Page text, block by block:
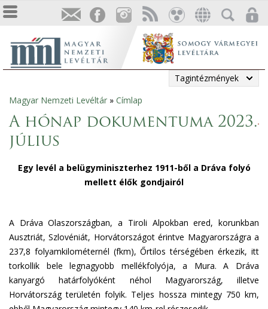
Tagintézmények
Jelenlegi
hely
Magyar Nemzeti Levéltár » Címlap
A hónap dokumentuma 2023.
július
Egy levél a belügyminiszterhez 1911-ből a Dráva folyó
mellett élők gondjairól
A Dráva Olaszországban, a Tiroli Alpokban ered, korunkban
Ausztriát, Szlovéniát, Horvátországot érintve Magyarországra a
237,8 folyamkilométernél (fkm), Őrtilos térségében érkezik, itt
torkollik bele legnagyobb mellékfolyója, a Mura. A Dráva
kanyargó határfolyóként néhol Magyarország, illetve
Horvátország területén folyik. Teljes hossza mintegy 750 km,